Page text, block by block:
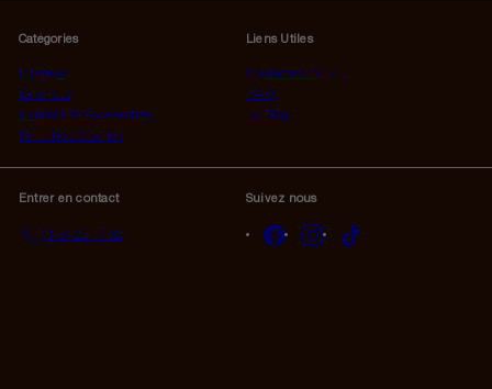
notre
Catégories
Intérieur
Extérieur
Housses et Accessoires
Peluches Géantes
Liens Utiles
Contactez-nous
F.A.Q
Le Blog
Entrer en contact
01 84 23 17 32
Suivez nous
FacebookInstagram